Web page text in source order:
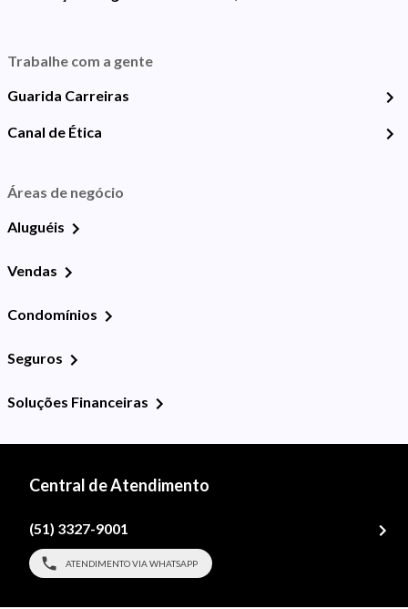
Trabalhe com a gente
Guarida Carreiras
Canal de Ética
Áreas de negócio
Aluguéis
Vendas
Condomínios
Seguros
Soluções Financeiras
Central de Atendimento
(51) 3327-9001
ATENDIMENTO VIA WHATSAPP